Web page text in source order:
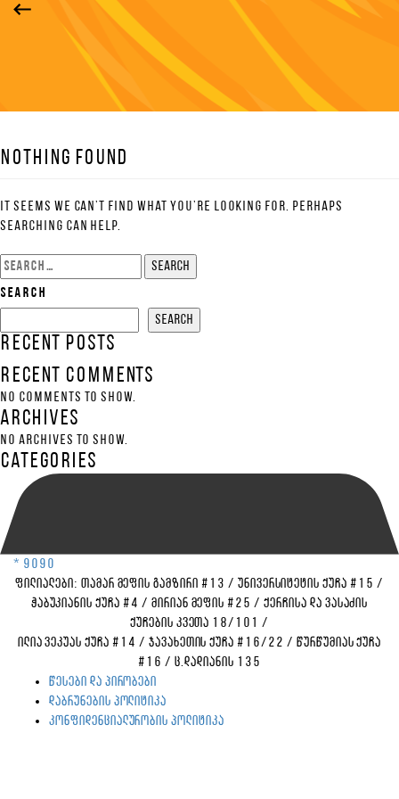
Nothing Found
It seems we can’t find what you’re looking for. Perhaps
searching can help.
Search
for:
Search
Search
Recent Posts
Recent Comments
No comments to show.
Archives
No archives to show.
Categories
* 9090
ფილიალები: თამარ მეფის გამზირი #13 / უნივერსიტეტის ქუჩა #15 /
ჭაბუკიანის ქუჩა #4 / მირიან მეფის #25 /ქერჩისა და ვასაძის
ქუჩების კვეთა 18/101 /
ილია ვეკუას ქუჩა #14 / ჯავახეთის ქუჩა #16/22 / წურწუმიას ქუჩა
#16 /ც.დადიანის 135
წესები და პირობები
დაბრუნების პოლიტიკა
კონფიდენციალურობის პოლიტიკა